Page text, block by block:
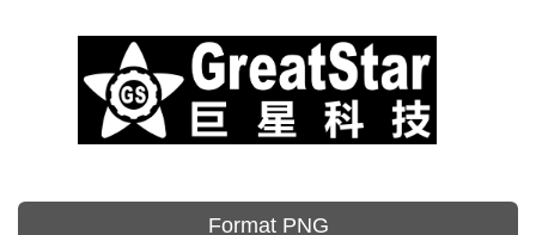
Format PNG